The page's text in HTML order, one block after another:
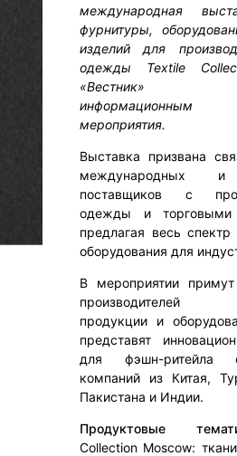
международная
фурнитуры,
изделий для
одежды Textile
«Вестник»
информационным
мероприятия.
Выставка призвана
международных и
поставщиков с
одежды и торговыми
предлагая весь
оборудования для
В мероприятии
производителей
продукции и
представят
для фэшн-ритейла
компаний из Китая,
Пакистана и Индии.
Продуктовые
Collection Moscow: